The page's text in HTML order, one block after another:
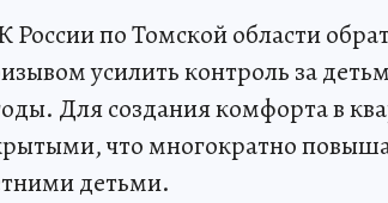
России по Томской области
усилить контроль за
Для создания комфорта в
что многократно
детьми.